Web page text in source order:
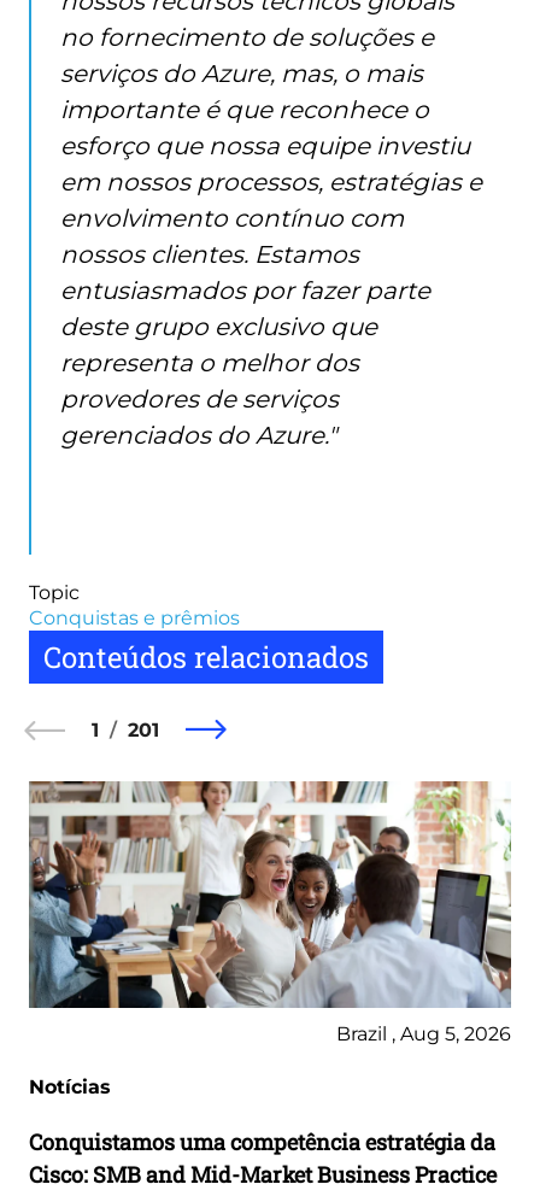
no fornecimento de soluções e
serviços do Azure, mas, o mais
importante é que reconhece o
esforço que nossa equipe investiu
em nossos processos, estratégias e
envolvimento contínuo com
nossos clientes. Estamos
entusiasmados por fazer parte
deste grupo exclusivo que
representa o melhor dos
provedores de serviços
gerenciados do Azure."
Topic
Conquistas e prêmios
Conteúdos relacionados
1 201
Brazil , Aug 5, 2026
Notícias
Conquistamos uma competência estratégia da
Cisco: SMB and Mid-Market Business Practice